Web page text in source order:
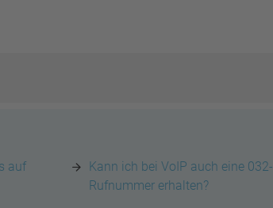
auf
Kann ich bei VoIP auch eine 032-
Rufnummer erhalten?